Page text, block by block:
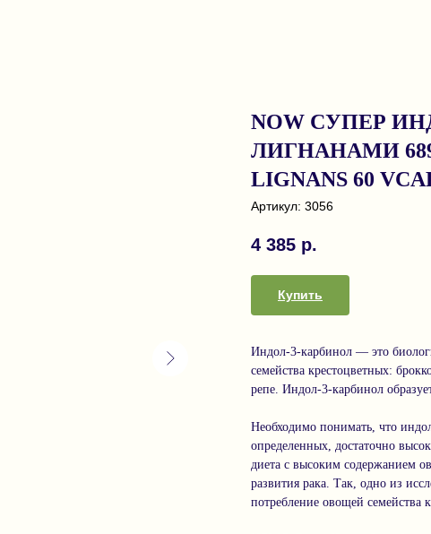
NOW СУПЕР
ЛИГНАНАМИ
LIGNANS 60
Артикул: 3056
4 385 р.
Купить
Индол-3-карбинол — это
семейства крестоцветных:
репе. Индол-3-карбинол
Необходимо понимать, что
определенных, достаточно
диета с высоким содержанием
развития рака. Так, одно из
потребление овощей семейства